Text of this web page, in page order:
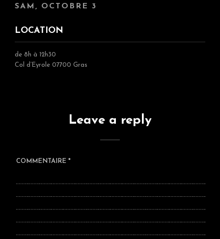
SAM, OCTOBRE 3
LOCATION
de 8h à 12h30
Col d’Eyrole 07700 Gras
Leave a reply
COMMENTAIRE *